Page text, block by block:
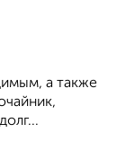
а также